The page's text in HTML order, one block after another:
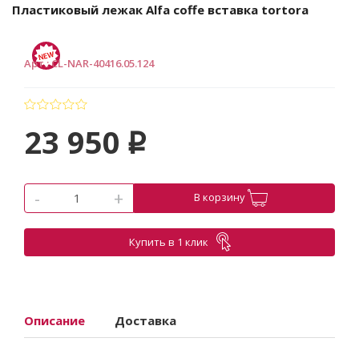
Пластиковый лежак Alfa coffe вставка tortora
Арт.:CL-NAR-40416.05.124
23 950 p
- + В корзину
Купить в 1 клик
Описание Доставка